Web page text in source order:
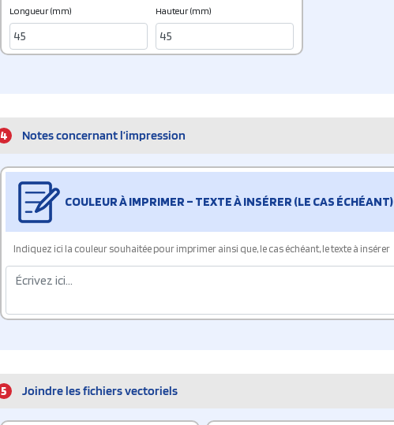
Longueur (mm) Hauteur (mm)
4 Notes concernant l’impression
COULEUR À IMPRIMER – TEXTE À INSÉRER (LE CAS ÉCHÉANT)
Indiquez ici la couleur souhaitée pour imprimer ainsi que, le cas échéant, le texte à insérer
5 Joindre les fichiers vectoriels